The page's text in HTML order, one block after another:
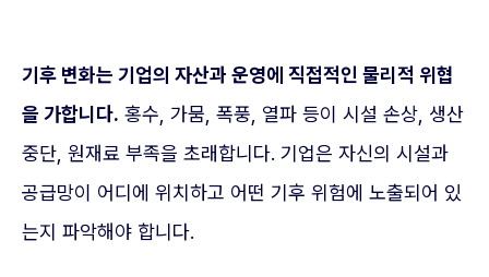
기후 변화는 기업의 자산과 운영에 직접적인 물리적 위협
을 가합니다. 홍수, 가뭄, 폭풍, 열파 등이 시설 손상, 생산
중단, 원재료 부족을 초래합니다. 기업은 자신의 시설과
공급망이 어디에 위치하고 어떤 기후 위험에 노출되어 있
는지 파악해야 합니다.